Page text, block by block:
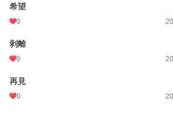
希望
0
剥離
0
再見
0